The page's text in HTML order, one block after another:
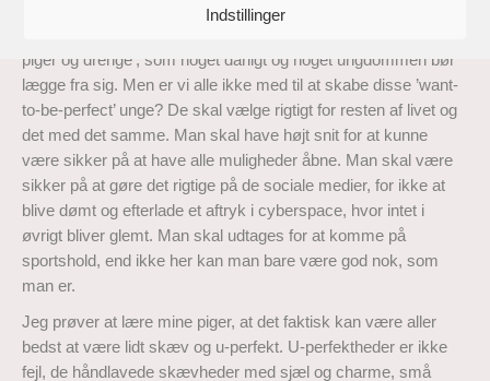
Indstillinger
‘Nogen gange bliver jeg så forpustet af alle de krav livet byder
piger og drenge’, som noget dårligt og noget ungdommen bør
lægge fra sig. Men er vi alle ikke med til at skabe disse ’want-
to-be-perfect’ unge? De skal vælge rigtigt for resten af livet og
det med det samme. Man skal have højt snit for at kunne
være sikker på at have alle muligheder åbne. Man skal være
sikker på at gøre det rigtige på de sociale medier, for ikke at
blive dømt og efterlade et aftryk i cyberspace, hvor intet i
øvrigt bliver glemt. Man skal udtages for at komme på
sportshold, end ikke her kan man bare være god nok, som
man er.
Jeg prøver at lære mine piger, at det faktisk kan være aller
bedst at være lidt skæv og u-perfekt. U-perfektheder er ikke
fejl, de håndlavede skævheder med sjæl og charme, små